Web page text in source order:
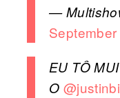
—
EU TÔ
O